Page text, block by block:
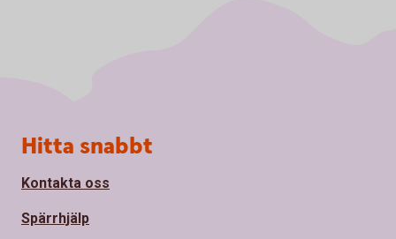
Sidfot
Hitta snabbt
Kontakta oss
Spärrhjälp